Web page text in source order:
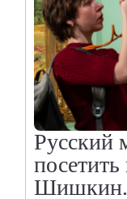
Русский
Шишкин.